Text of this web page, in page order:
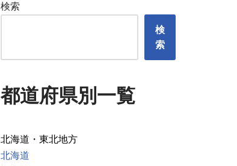
検索
検
索
都道府県別一覧
北海道・東北地方
北海道